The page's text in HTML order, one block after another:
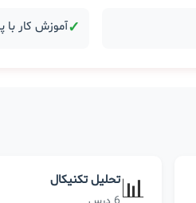
✓آموزش کار با
📊تحلیل تکنیکال